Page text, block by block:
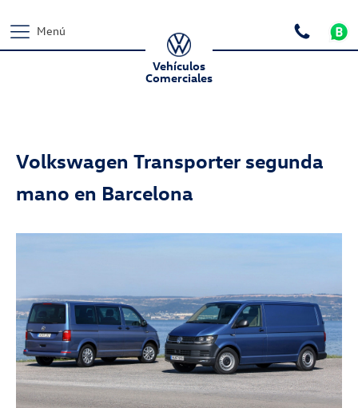
Menú
Vehículos
Comerciales
Volkswagen Transporter segunda
mano en Barcelona